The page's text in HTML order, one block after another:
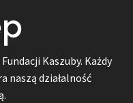
Kaszuby. Każdy
naszą działalność